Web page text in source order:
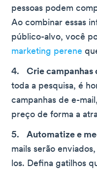
pessoas podem
Ao combinar essas
público-alvo, você
marketing perene
Crie campanhas
toda a pesquisa, é
campanhas de e-
preço de forma a
Automatize e
mails serão
los. Defina gatilhos